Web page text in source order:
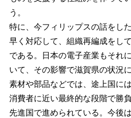
う。
特に、今フィリップスの話をし
早く対応して、組織再編成をし
である。日本の電子産業もそれ
いて、その影響で滋賀県の状況
素材や部品などでは、途上国に
消費者に近い最終的な段階で勝
先進国で進められている。今後